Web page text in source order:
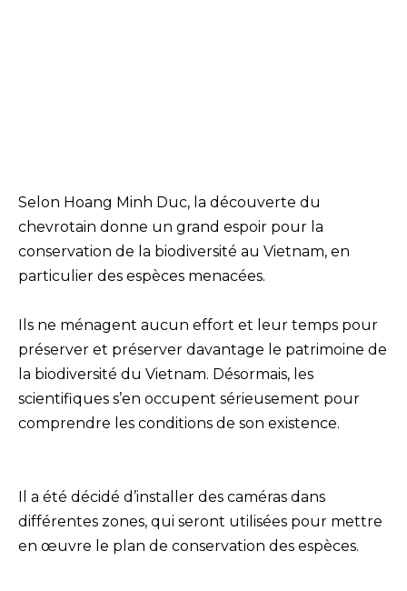
Selon Hoang Minh Duc, la découverte du
chevrotain donne un grand espoir pour la
conservation de la biodiversité au Vietnam, en
particulier des espèces menacées.
Ils ne ménagent aucun effort et leur temps pour
préserver et préserver davantage le patrimoine de
la biodiversité du Vietnam. Désormais, les
scientifiques s’en occupent sérieusement pour
comprendre les conditions de son existence.
Il a été décidé d’installer des caméras dans
différentes zones, qui seront utilisées pour mettre
en œuvre le plan de conservation des espèces.